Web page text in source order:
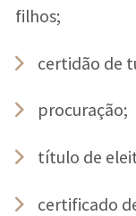
filhos;
certidão de
procuração;
título de
certificado